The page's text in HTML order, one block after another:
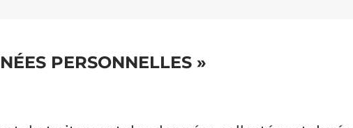
PERSONNELLES »